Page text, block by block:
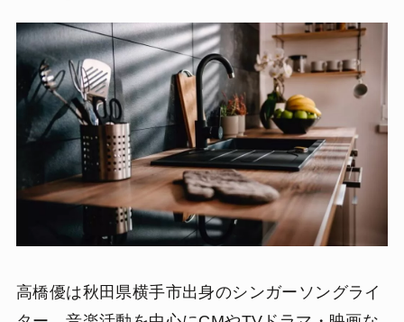
高橋優は秋田県横手市出身のシンガーソングライ